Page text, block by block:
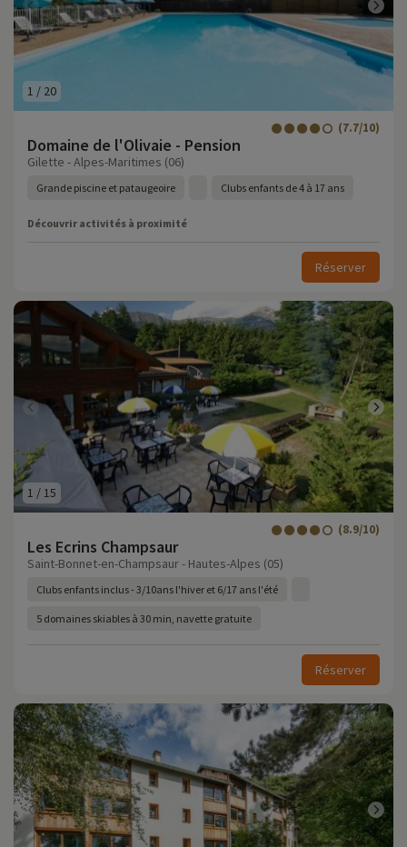
1 / 20
Domaine de l'Olivaie - Pension
(7.7/10)
Gilette - Alpes-Maritimes (06)
Grande piscine et pataugeoire Clubs enfants de 4 à 17 ans
Découvrir activités à proximité
Réserver
1 / 15
Les Ecrins Champsaur
(8.9/10)
Saint-Bonnet-en-Champsaur - Hautes-Alpes (05)
Clubs enfants inclus - 3/10ans l'hiver et 6/17 ans l'été
5 domaines skiables à 30 min, navette gratuite
Réserver